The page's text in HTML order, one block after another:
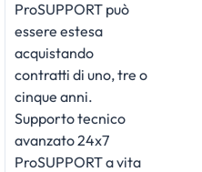
ProSUPPORT può
essere estesa
acquistando
contratti di uno, tre o
cinque anni.
Supporto tecnico
avanzato 24x7
ProSUPPORT a vita